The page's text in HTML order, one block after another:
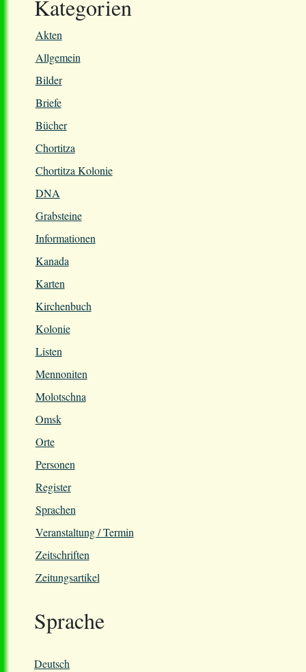
Kategorien
Akten
Allgemein
Bilder
Briefe
Bücher
Chortitza
Chortitza Kolonie
DNA
Grabsteine
Informationen
Kanada
Karten
Kirchenbuch
Kolonie
Listen
Mennoniten
Molotschna
Omsk
Orte
Personen
Register
Sprachen
Veranstaltung / Termin
Zeitschriften
Zeitungsartikel
Sprache
Deutsch